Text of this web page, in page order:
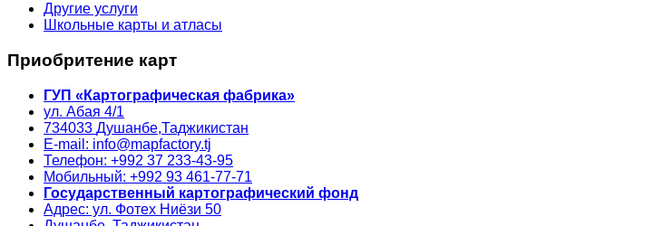
Другие услуги
Школьные карты и атласы
Приобритение карт
ГУП «Картографическая фабрика»
ул. Абая 4/1
734033 Душанбе,Таджикистан
E-mail: info@mapfactory.tj
Телефон: +992 37 233-43-95
Мобильный: +992 93 461-77-71
Государственный картографический фонд
Адрес: ул. Фотех Ниёзи 50